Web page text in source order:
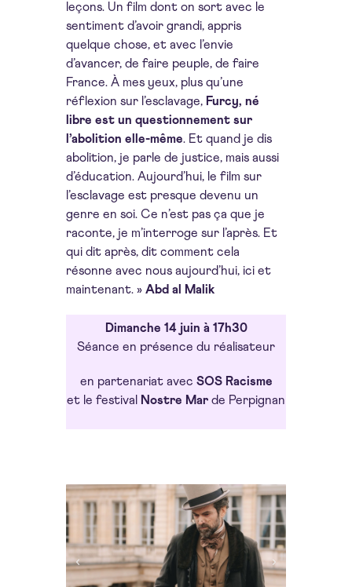
leçons. Un film dont on sort avec le
sentiment d’avoir grandi, appris
quelque chose, et avec l’envie
d’avancer, de faire peuple, de faire
France. À mes yeux, plus qu’une
réflexion sur l’esclavage, Furcy, né
libre est un questionnement sur
l’abolition elle-même. Et quand je dis
abolition, je parle de justice, mais aussi
d’éducation. Aujourd’hui, le film sur
l’esclavage est presque devenu un
genre en soi. Ce n’est pas ça que je
raconte, je m’interroge sur l’après. Et
qui dit après, dit comment cela
résonne avec nous aujourd’hui, ici et
maintenant. » Abd al Malik
Dimanche 14 juin à 17h30
Séance en présence du réalisateur
en partenariat avec SOS Racisme
et le festival
Nostre Mar de Perpignan